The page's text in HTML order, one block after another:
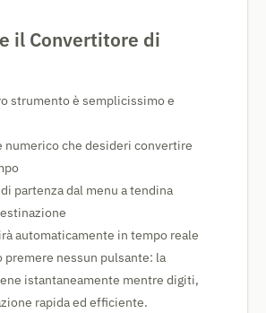
il Convertitore di
strumento è semplicissimo e
che desideri convertire
partenza dal menu a tendina
automaticamente in tempo reale
premere nessun pulsante: la
istantaneamente mentre digiti,
rapida ed efficiente.